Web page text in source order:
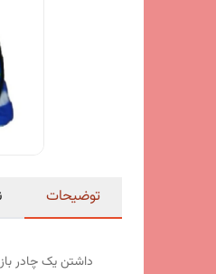
توضیحات
داشتن یک چادر